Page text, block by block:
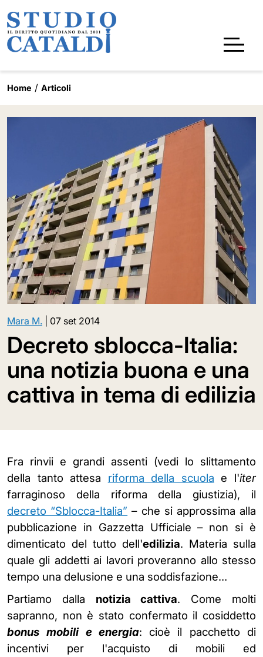
Home Articoli
Mara M. 07 set 2014
Decreto sblocca-Italia:
una notizia buona e una
cattiva in tema di edilizia
Fra rinvii e grandi assenti (vedi lo slittamento
della tanto attesa riforma della scuola e l'iter
farraginoso della riforma della giustizia), il
decreto “Sblocca-Italia” – che si approssima alla
pubblicazione in Gazzetta Ufficiale – non si è
dimenticato del tutto dell'edilizia. Materia sulla
quale gli addetti ai lavori proveranno allo stesso
tempo una delusione e una soddisfazione…
Partiamo dalla notizia cattiva. Come molti
sapranno, non è stato confermato il cosiddetto
bonus mobili e energia: cioè il pacchetto di
incentivi per l'acquisto di mobili ed